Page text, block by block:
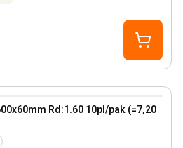
Rd:1.60 10pl/pak (=7,20